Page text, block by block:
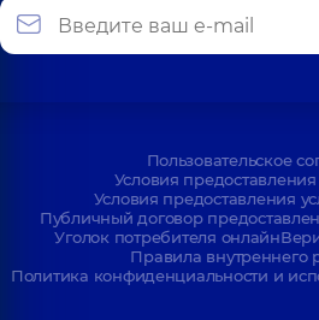
Пользовательское
Условия
Условия предоставления
Публичный договор
Уголок потребителя онлайн
Правила внутреннего
Политика конфиденциальности и